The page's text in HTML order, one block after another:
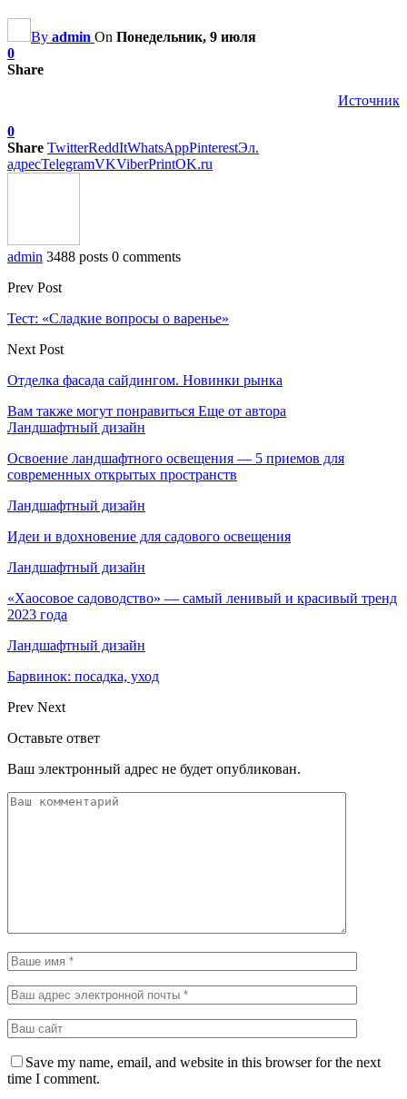
By admin On Понедельник, 9 июля
0
Share
Источник
0
Share TwitterReddItWhatsAppPinterestЭл.
адресTelegramVKViberPrintOK.ru
admin 3488 posts 0 comments
Prev Post
Тест: «Сладкие вопросы о варенье»
Next Post
Отделка фасада сайдингом. Новинки рынка
Вам также могут понравиться Еще от автора
Ландшафтный дизайн
Освоение ландшафтного освещения — 5 приемов для
современных открытых пространств
Ландшафтный дизайн
Идеи и вдохновение для садового освещения
Ландшафтный дизайн
«Хаосовое садоводство» — самый ленивый и красивый тренд
2023 года
Ландшафтный дизайн
Барвинок: посадка, уход
Prev Next
Оставьте ответ
Ваш электронный адрес не будет опубликован.
Save my name, email, and website in this browser for the next
time I comment.